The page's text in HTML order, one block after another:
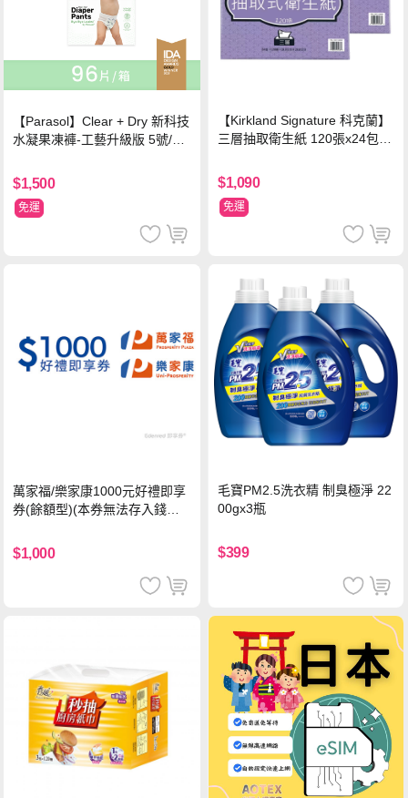
【Parasol】Clear + Dry 新科技
水凝果凍褲-工藝升級版 5號/XL
$1,500
免運
【Kirkland Signature 科克蘭】
三層抽取衛生紙 120張x24包x2
$1,090
免運
萬家福/樂家康1000元好禮即享
券(餘額型)(本券無法存入錢包
$1,000
毛寶PM2.5洗衣精 制臭極淨 22
00gx3瓶
$399